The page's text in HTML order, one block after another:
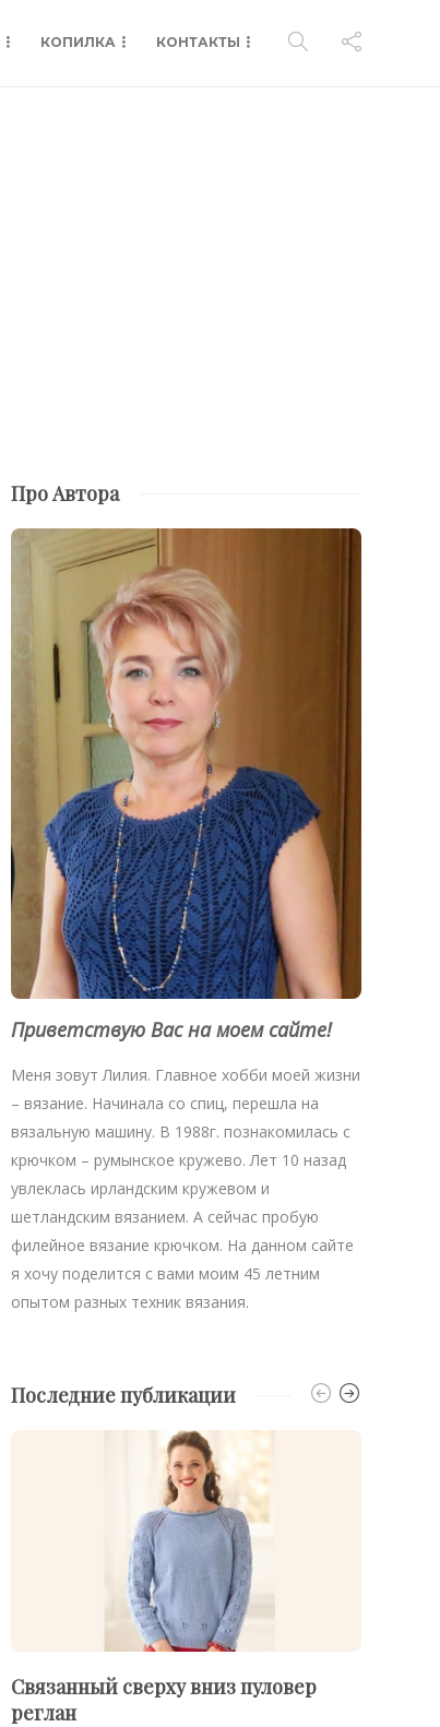
КОПИЛКА КОНТАКТЫ
Про Автора
Приветствую Вас на моем сайте!
Меня зовут Лилия. Главное хобби моей жизни
– вязание. Начинала со спиц, перешла на
вязальную машину. В 1988г. познакомилась с
крючком – румынское кружево. Лет 10 назад
увлеклась ирландским кружевом и
шетландским вязанием. А сейчас пробую
филейное вязание крючком. На данном сайте
я хочу поделится с вами моим 45 летним
опытом разных техник вязания.
Последние публикации
Связанный сверху вниз пуловер
реглан